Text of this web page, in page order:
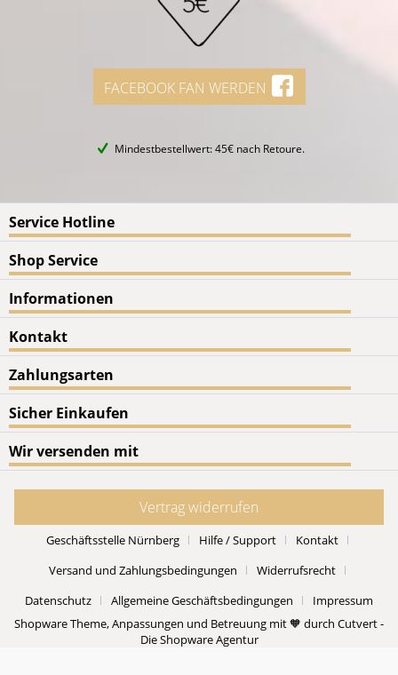
FACEBOOK FAN WERDEN
Mindestbestellwert: 45€ nach Retoure.
Service Hotline
Shop Service
Informationen
Kontakt
Zahlungsarten
Sicher Einkaufen
Wir versenden mit
Vertrag widerrufen
Geschäftsstelle Nürnberg Hilfe / Support
Kontakt
Versand und Zahlungsbedingungen
Widerrufsrecht
Datenschutz
Allgemeine Geschäftsbedingungen
Impressum
Shopware Theme, Anpassungen und Betreuung mit 🧡 durch Cutvert -
Die Shopware Agentur